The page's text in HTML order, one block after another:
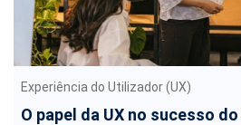
Experiência do Utilizador (UX)
O papel da UX no sucesso